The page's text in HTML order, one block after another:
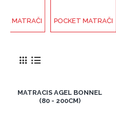
POCKET MATRAČI
ROLL
MATRACIS AGEL BONNEL
(80 - 200CM)